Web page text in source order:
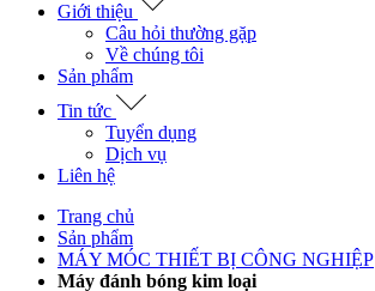
Giới thiệu
Câu hỏi thường gặp
Về chúng tôi
Sản phẩm
Tin tức
Tuyển dụng
Dịch vụ
Liên hệ
Trang chủ
Sản phẩm
MÁY MÓC THIẾT BỊ CÔNG NGHIỆP
Máy đánh bóng kim loại